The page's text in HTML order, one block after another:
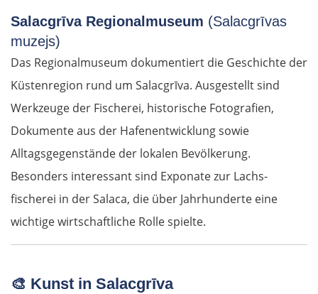
Salacgrīva Regionalmuseum (Salacgrīvas
muzejs)
Das Regionalmuseum dokumentiert die Geschichte der
Küstenregion rund um Salacgrīva. Ausgestellt sind
Werkzeuge der Fischerei, historische Fotografien,
Dokumente aus der Hafenentwicklung sowie
Alltagsgegenstände der lokalen Bevölkerung.
Besonders interessant sind Exponate zur Lachs­
fischerei in der Salaca, die über Jahrhunderte eine
wichtige wirtschaftliche Rolle spielte.
🎨 Kunst in Salacgrīva